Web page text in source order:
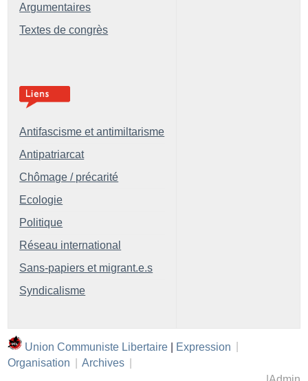
Argumentaires
Textes de congrès
Antifascisme et antimiltarisme
Antipatriarcat
Chômage / précarité
Ecologie
Politique
Réseau international
Sans-papiers et migrant.e.s
Syndicalisme
Union Communiste Libertaire | Expression
Organisation
Archives